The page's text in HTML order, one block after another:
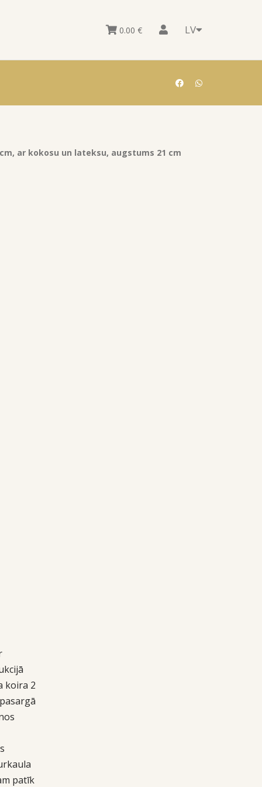
0.00 € LV
ar kokosu un lateksu, augstums 21 cm
koira 2
patīk